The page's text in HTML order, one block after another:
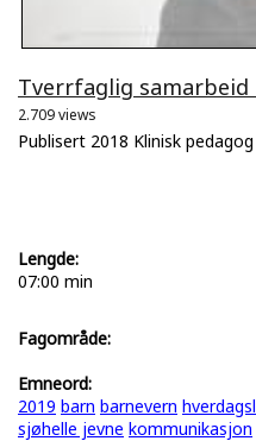
Tverrfaglig samarbeid
2.709 views
Publisert 2018 Klinisk pedagog
Lengde:
07:00 min
Fagområde:
Emneord:
2019 barn barnevern
sjøhelle jevne kommunikasjon